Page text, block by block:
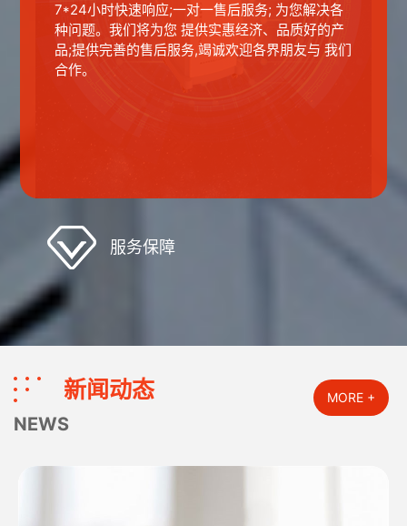
7*24小时快速响应;一对一售后服务; 为您解决各
种问题。我们将为您 提供实惠经济、品质好的产
品;提供完善的售后服务,竭诚欢迎各界朋友与 我们
合作。
服务保障
新闻动态
NEWS
MORE +